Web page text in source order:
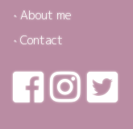
About me
Contact